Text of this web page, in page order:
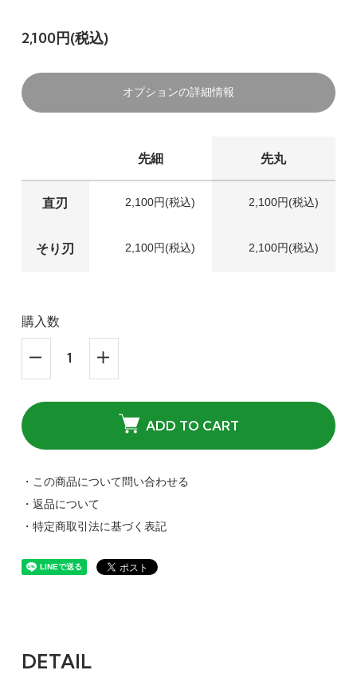
2,100円(税込)
オプションの詳細情報
先細 先丸
直刃 2,100円(税込) 2,100円(税込)
そり刃 2,100円(税込) 2,100円(税込)
購入数
ADD TO CART
・この商品について問い合わせる
・返品について
・特定商取引法に基づく表記
DETAIL